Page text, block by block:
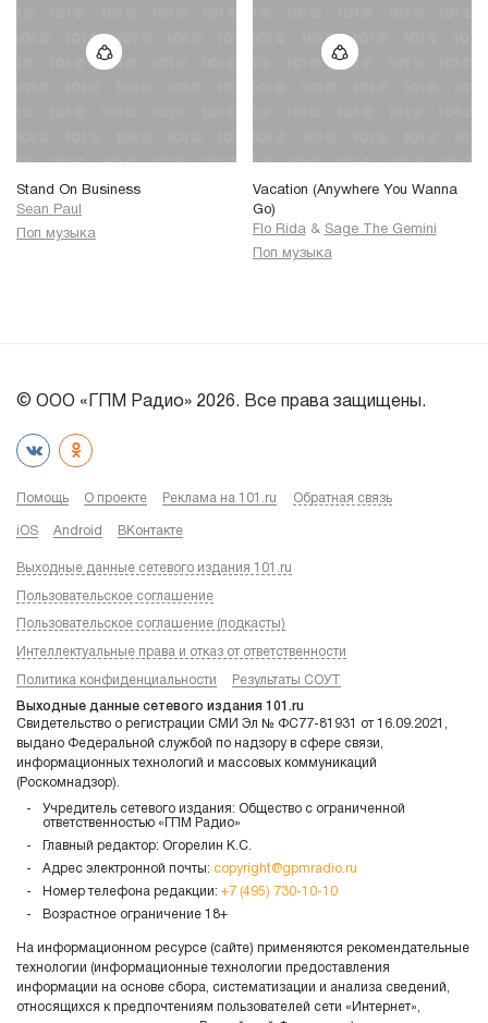
Stand On Business
Sean Paul
Поп музыка
Vacation (Anywhere You Wanna
Go)
Flo Rida & Sage The Gemini
Поп музыка
© ООО «ГПМ Радио» 2026. Все права защищены.
Помощь О проекте Реклама на 101.ru Обратная связь
iOS Android ВКонтакте
Выходные данные сетевого издания 101.ru
Пользовательское соглашение
Пользовательское соглашение (подкасты)
Интеллектуальные права и отказ от ответственности
Политика конфиденциальности Результаты СОУТ
Выходные данные сетевого издания 101.ru
Свидетельство о регистрации СМИ Эл № ФС77-81931 от 16.09.2021,
выдано Федеральной службой по надзору в сфере связи,
информационных технологий и массовых коммуникаций
(Роскомнадзор).
Учредитель сетевого издания: Общество с ограниченной
ответственностью «ГПМ Радио»
Главный редактор: Огорелин К.С.
Адрес электронной почты: copyright@gpmradio.ru
Номер телефона редакции: +7 (495) 730-10-10
Возрастное ограничение 18+
На информационном ресурсе (сайте) применяются рекомендательные
технологии (информационные технологии предоставления
информации на основе сбора, систематизации и анализа сведений,
относящихся к предпочтениям пользователей сети «Интернет»,